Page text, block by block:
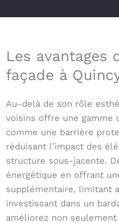
Les avantages
façade à
Au-delà de son rôle
voisins offre une gamme
comme une barrière
réduisant l’impact des
structure sous-jacente.
énergétique en offrant
supplémentaire, limitant
investissant dans un
améliorez non